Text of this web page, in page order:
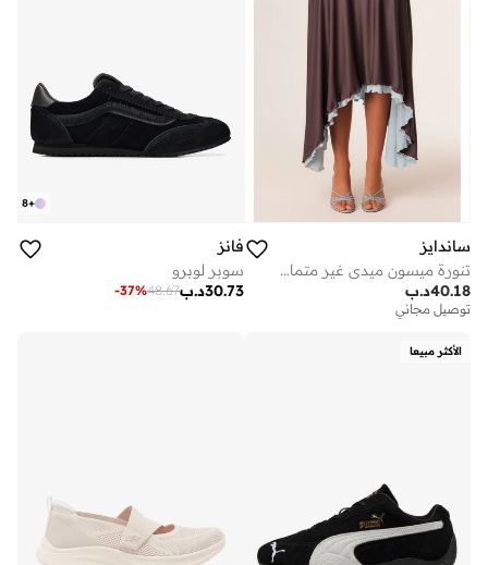
ساندايز
تنورة ميسون ميدي غير متماثلة الحافة
د.ب40.18
توصيل مجاني
+
8
فانز
سوبر لوبرو
د.ب30.73
48.67
-37%
الأكثر مبيعا